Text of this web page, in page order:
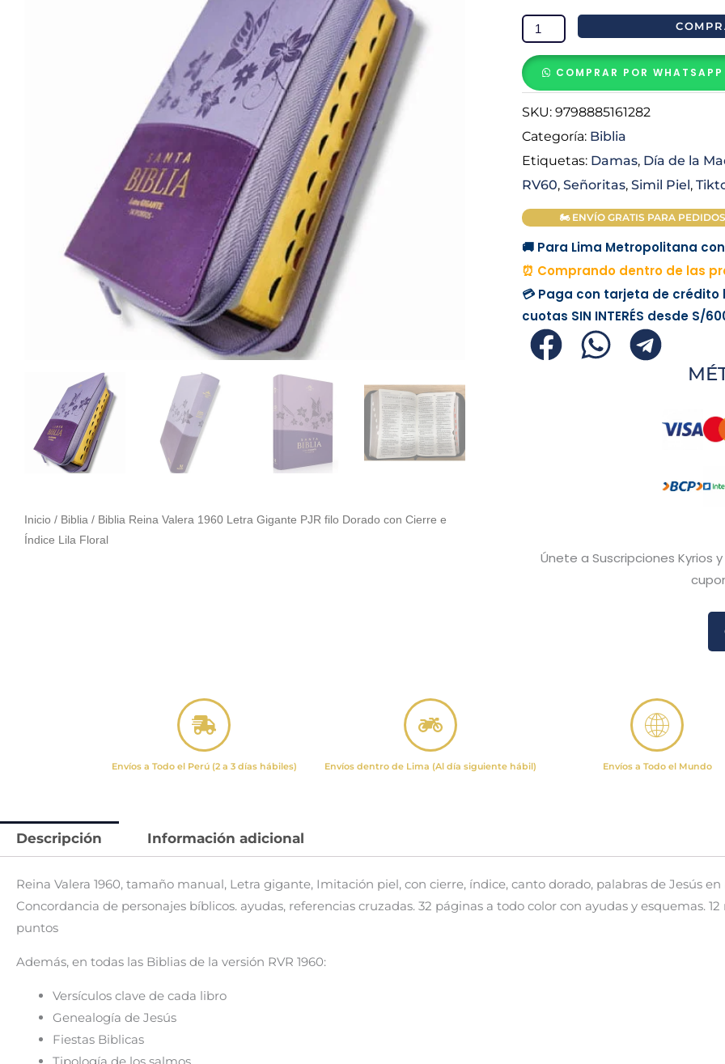
Inicio / Biblia / Biblia Reina Valera 1960 Letra Gigante PJR filo Dorado con Cierre e
Índice Lila Floral
Reina
Valera
1960
Letra
PJR
filo
Dorado
con
Cierre
e
Índice
Lila
Floral
cantidad
COMPRAR POR WHATSAPP
SKU: 9798885161282
Categoría: Biblia
Etiquetas: Damas, Día de la
RV60, Señoritas, Simil Piel,
🏍 ENVÍO GRATIS PARA
🚚 Para Lima Metropolitana
⏰ Comprando dentro de las
💳 Paga con tarjeta de crédito
cuotas SIN INTERÉS desde S/
Únete a Suscripciones
Envíos a Todo el Perú (2 a 3 días hábiles) Envíos dentro de Lima (Al día siguiente hábil) Envíos a Todo el Mundo
Descripción Información adicional
Reina Valera 1960, tamaño manual, Letra gigante, Imitación piel, con cierre, índice, canto dorado, palabras de Jesús en
Concordancia de personajes bíblicos. ayudas, referencias cruzadas. 32 páginas a todo color con ayudas y esquemas.
puntos
Además, en todas las Biblias de la versión RVR 1960:
Versículos clave de cada libro
Genealogía de Jesús
Fiestas Biblicas